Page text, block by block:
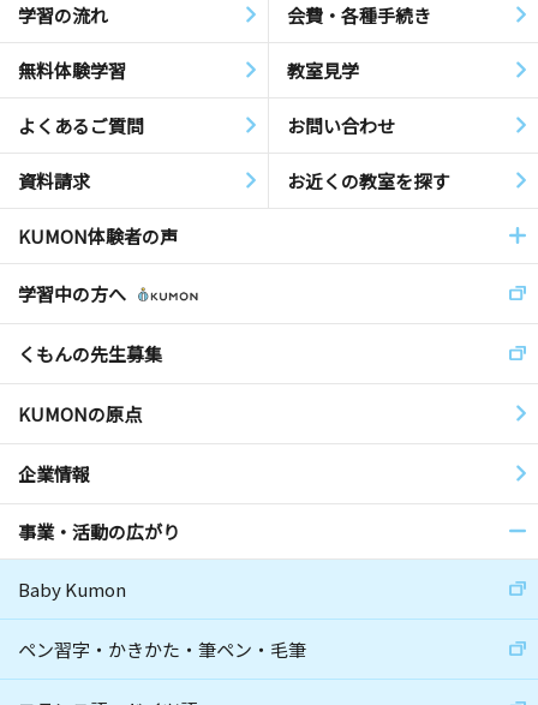
学習の流れ 会費・各種手続き
無料体験学習 教室見学
よくあるご質問 お問い合わせ
資料請求 お近くの教室を探す
KUMON体験者の声
学習中の方へ
くもんの先生募集
KUMONの原点
企業情報
事業・活動の広がり
Baby Kumon
ペン習字・かきかた・筆ペン・毛筆